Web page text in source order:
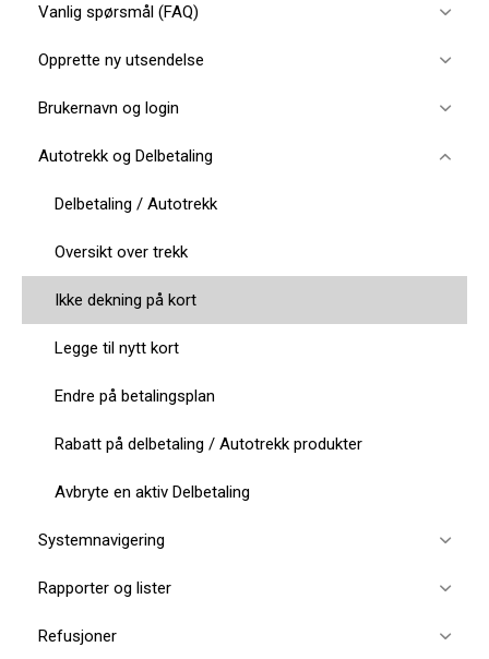
Vanlig spørsmål (FAQ)
Opprette ny utsendelse
Brukernavn og login
Autotrekk og Delbetaling
Delbetaling / Autotrekk
Oversikt over trekk
Ikke dekning på kort
Legge til nytt kort
Endre på betalingsplan
Rabatt på delbetaling / Autotrekk produkter
Avbryte en aktiv Delbetaling
Systemnavigering
Rapporter og lister
Refusjoner